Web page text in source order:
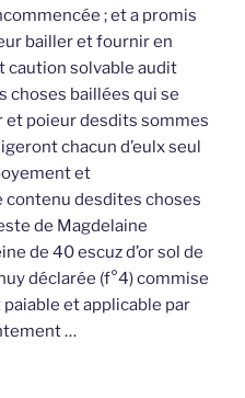
; et a promis
bailler et fournir en
caution solvable audit
choses baillées qui se
poieur desdits sommes
chacun d’eulx seul
et
desdites choses
de Magdelaine
de 40 escuz d’or sol de
déclarée (f°4) commise
et applicable par
…